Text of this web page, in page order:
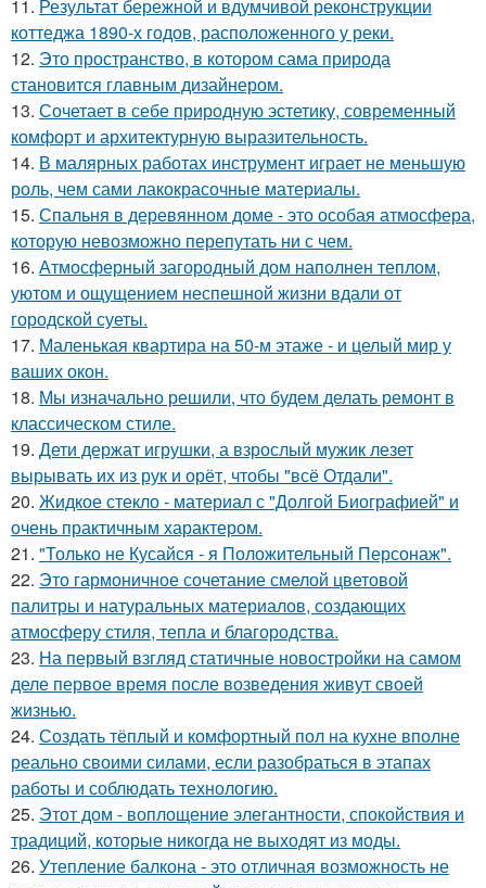
11. Результат бережной и вдумчивой реконструкции
коттеджа 1890-х годов, расположенного у реки.
12. Это пространство, в котором сама природа
становится главным дизайнером.
13. Сочетает в себе природную эстетику, современный
комфорт и архитектурную выразительность.
14. В малярных работах инструмент играет не меньшую
роль, чем сами лакокрасочные материалы.
15. Спальня в деревянном доме - это особая атмосфера,
которую невозможно перепутать ни с чем.
16. Атмосферный загородный дом наполнен теплом,
уютом и ощущением неспешной жизни вдали от
городской суеты.
17. Маленькая квартира на 50-м этаже - и целый мир у
ваших окон.
18. Мы изначально решили, что будем делать ремонт в
классическом стиле.
19. Дети держат игрушки, а взрослый мужик лезет
вырывать их из рук и орёт, чтобы "всё Отдали".
20. Жидкое стекло - материал с "Долгой Биографией" и
очень практичным характером.
21. "Только не Кусайся - я Положительный Персонаж".
22. Это гармоничное сочетание смелой цветовой
палитры и натуральных материалов, создающих
атмосферу стиля, тепла и благородства.
23. На первый взгляд статичные новостройки на самом
деле первое время после возведения живут своей
жизнью.
24. Создать тёплый и комфортный пол на кухне вполне
реально своими силами, если разобраться в этапах
работы и соблюдать технологию.
25. Этот дом - воплощение элегантности, спокойствия и
традиций, которые никогда не выходят из моды.
26. Утепление балкона - это отличная возможность не